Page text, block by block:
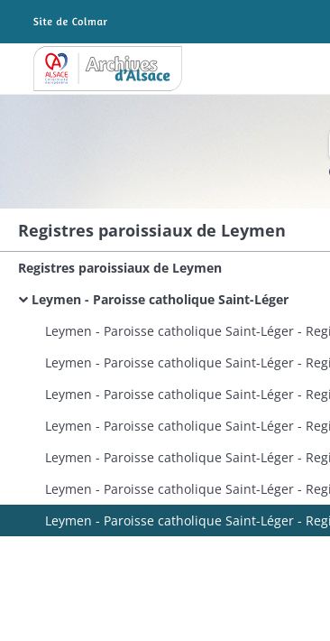
Archives Alsace - Colmar
Registres paroissiaux de Leymen
Registres paroissiaux de Leymen
Leymen - Paroisse catholique Saint-Léger